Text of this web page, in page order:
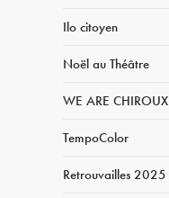
Ilo citoyen
Noël au Théâtre
WE ARE CHIROUX
TempoColor
Retrouvailles 2025